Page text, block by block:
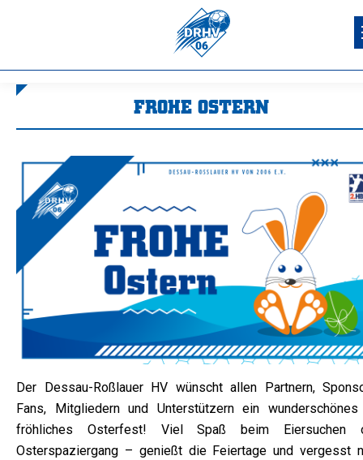
FROHE OSTERN
Der Dessau-Roßlauer HV wünscht allen Partnern,
Fans, Mitgliedern und Unterstützern ein wunderschönes
fröhliches Osterfest! Viel Spaß beim Eiersuchen
Osterspaziergang – genießt die Feiertage und vergesst